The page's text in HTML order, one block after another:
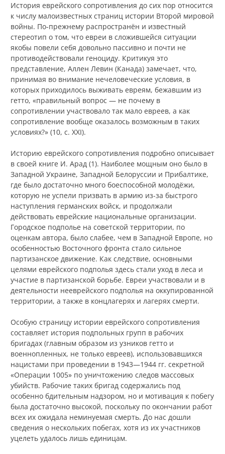
История еврейского сопротивления до сих пор относится
к числу малоизвестных страниц истории Второй мировой
войны. По-прежнему распространён и известный
стереотип о том, что евреи в сложившейся ситуации
якобы повели себя довольно пассивно и почти не
противодействовали геноциду. Критикуя это
представление, Аллен Левин (Канада) замечает, что,
принимая во внимание нечеловеческие условия, в
которых приходилось выживать евреям, бежавшим из
гетто, «правильный вопрос — не почему в
сопротивлении участвовало так мало евреев, а как
сопротивление вообще оказалось возможным в таких
условиях?» (10, с. XXI).
Историю еврейского сопротивления подробно описывает
в своей книге И. Арад (1). Наиболее мощным оно было в
Западной Украине, Западной Белоруссии и Прибалтике,
где было достаточно много боеспособной молодёжи,
которую не успели призвать в армию из-за быстрого
наступления германских войск, и продолжали
действовать еврейские национальные организации.
Городское подполье на советской территории, по
оценкам автора, было слабее, чем в Западной Европе, но
особенностью Восточного фронта стало сильное
партизанское движение. Как следствие, основными
целями еврейского подполья здесь стали уход в леса и
участие в партизанской борьбе. Евреи участвовали и в
деятельности нееврейского подполья на оккупированной
территории, а также в концлагерях и лагерях смерти.
Особую страницу истории еврейского сопротивления
составляет история подпольных групп в рабочих
бригадах (главным образом из узников гетто и
военнопленных, не только евреев), использовавшихся
нацистами при проведении в 1943—1944 гг. секретной
«Операции 1005» по уничтожению следов массовых
убийств. Рабочие таких бригад содержались под
особенно бдительным надзором, но и мотивация к побегу
была достаточно высокой, поскольку по окончании работ
всех их ожидала неминуемая смерть. До нас дошли
сведения о нескольких побегах, хотя из их участников
уцелеть удалось лишь единицам.